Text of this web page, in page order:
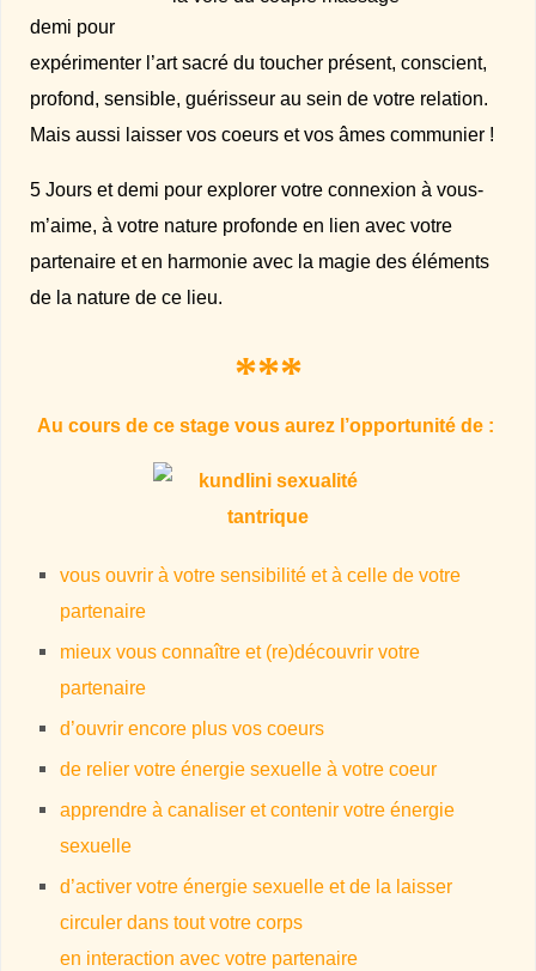
demi pour
expérimenter l’art sacré du toucher présent, conscient,
profond, sensible, guérisseur au sein de votre relation.
Mais aussi laisser vos coeurs et vos âmes communier !
5 Jours et demi pour explorer votre connexion à vous-
m’aime, à votre nature profonde en lien avec votre
partenaire et en harmonie avec la magie des éléments
de la nature de ce lieu.
***
Au cours de ce stage vous aurez l’opportunité de :
vous ouvrir à votre sensibilité et à celle de votre
partenaire
mieux vous connaître et (re)découvrir votre
partenaire
d’ouvrir encore plus vos coeurs
de relier votre énergie sexuelle à votre coeur
apprendre à canaliser et contenir votre énergie
sexuelle
d’activer votre énergie sexuelle et de la laisser
circuler dans tout votre corps
en interaction avec votre partenaire